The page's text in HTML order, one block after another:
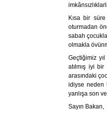
Kısa bir
oturmadan
sabah
olmakla
Geçtiğimiz
atılmış iyi
arasındaki
idiyse neden
yanlışa son
Sayın Bakan,